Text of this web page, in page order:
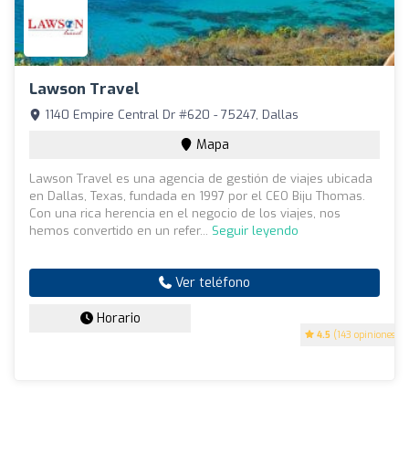
Lawson Travel
4.5 (143 opiniones)
1140 Empire Central Dr #620 - 75247, Dallas
Mapa
Lawson Travel es una agencia de gestión de viajes ubicada
en Dallas, Texas, fundada en 1997 por el CEO Biju Thomas.
Con una rica herencia en el negocio de los viajes, nos
hemos convertido en un refer... Seguir leyendo
Ver teléfono
Horario